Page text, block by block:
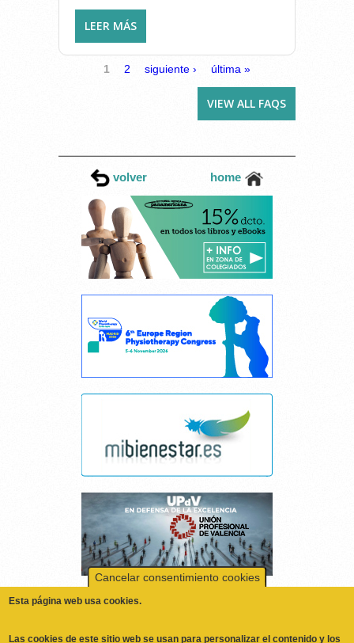
LEER MÁS
PRESENTAR SOLICITUD DE
Y/O CAMBIOS DE
PÁGINAS
1 2 siguiente › última »
VIEW ALL FAQS
volver home
Cancelar consentimiento cookies
Esta página web usa cookies.
Las cookies de este sitio web se usan para personalizar el contenido y los